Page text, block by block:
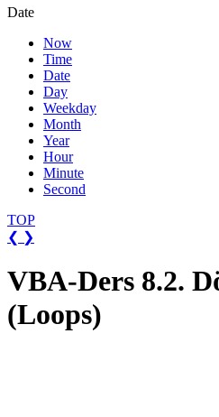
Date
Now
Time
Date
Day
Weekday
Month
Year
Hour
Minute
Second
TOP
❮ ❯
VBA-Ders 8.2.
(Loops)